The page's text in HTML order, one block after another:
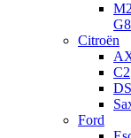
M2
Citroën
C2
Ford